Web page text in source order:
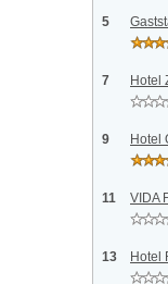
5
7 Hotel
9
Hotel
11 VIDA
13 Hotel